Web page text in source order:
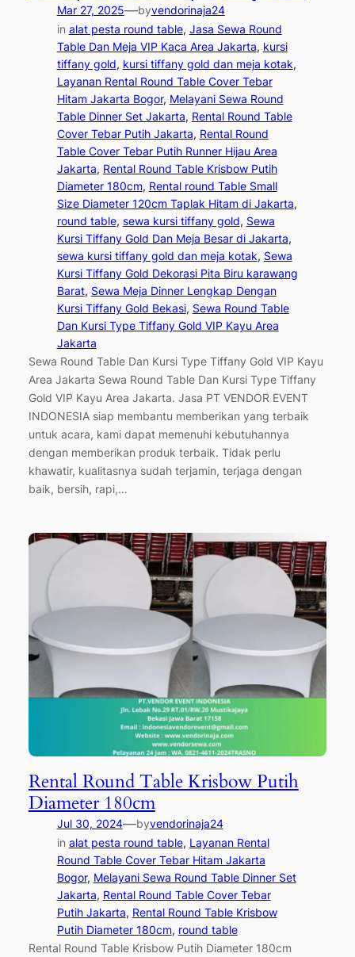
Mar 27, 2025—byvendorinaja24
in alat pesta round table, Jasa Sewa Round
Table Dan Meja VIP Kaca Area Jakarta, kursi
tiffany gold, kursi tiffany gold dan meja kotak
Layanan Rental Round Table Cover Tebar
Hitam Jakarta Bogor, Melayani Sewa Round
Table Dinner Set Jakarta, Rental Round Table
Cover Tebar Putih Jakarta, Rental Round
Table Cover Tebar Putih Runner Hijau Area
Jakarta, Rental Round Table Krisbow Putih
Diameter 180cm, Rental round Table Small
Size Diameter 120cm Taplak Hitam di Jakarta
round table, sewa kursi tiffany gold, Sewa
Kursi Tiffany Gold Dan Meja Besar di Jakarta
sewa kursi tiffany gold dan meja kotak, Sewa
Kursi Tiffany Gold Dekorasi Pita Biru karawang
Barat, Sewa Meja Dinner Lengkap Dengan
Kursi Tiffany Gold Bekasi, Sewa Round Table
Dan Kursi Type Tiffany Gold VIP Kayu Area
Jakarta
Sewa Round Table Dan Kursi Type Tiffany Gold VIP Kayu
Area Jakarta Sewa Round Table Dan Kursi Type Tiffany
Gold VIP Kayu Area Jakarta. Jasa PT VENDOR EVENT
INDONESIA siap membantu memberikan yang terbaik
untuk acara, kami dapat memenuhi kebutuhannya
dengan memberikan produk terbaik. Tidak perlu
khawatir, kualitasnya sudah terjamin, terjaga dengan
baik, bersih, rapi,…
Rental Round Table Krisbow Putih
Diameter 180cm
Jul 30, 2024—byvendorinaja24
in alat pesta round table, Layanan Rental
Round Table Cover Tebar Hitam Jakarta
Bogor, Melayani Sewa Round Table Dinner Set
Jakarta, Rental Round Table Cover Tebar
Putih Jakarta, Rental Round Table Krisbow
Putih Diameter 180cm, round table
Rental Round Table Krisbow Putih Diameter 180cm